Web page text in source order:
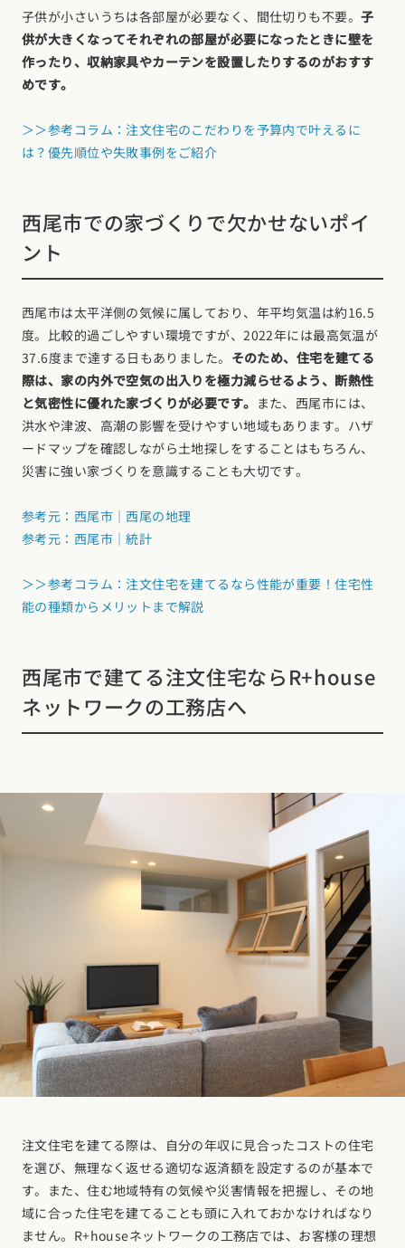
子供が小さいうちは各部屋が必要なく、間仕切りも不要。 子
供が大きくなってそれぞれの部屋が必要になったときに壁を
作ったり、収納家具やカーテンを設置したりするのがおすす
めです。
＞＞参考コラム：注文住宅のこだわりを予算内で叶えるに
は？優先順位や失敗事例をご紹介
西尾市での家づくりで欠かせないポイ
ント
西尾市は太平洋側の気候に属しており、年平均気温は約16.5
度。比較的過ごしやすい環境ですが、2022年には最高気温が
37.6度まで達する日もありました。 そのため、住宅を建てる
際は、家の内外で空気の出入りを極力減らせるよう、断熱性
と気密性に優れた家づくりが必要です。 また、西尾市には、
洪水や津波、高潮の影響を受けやすい地域もあります。ハザ
ードマップを確認しながら土地探しをすることはもちろん、
災害に強い家づくりを意識することも大切です。
参考元：西尾市｜西尾の地理
参考元：西尾市｜統計
＞＞参考コラム：注文住宅を建てるなら性能が重要！住宅性
能の種類からメリットまで解説
西尾市で建てる注文住宅ならR+house
ネットワークの工務店へ
注文住宅を建てる際は、自分の年収に見合ったコストの住宅
を選び、無理なく返せる適切な返済額を設定するのが基本で
す。また、住む地域特有の気候や災害情報を把握し、その地
域に合った住宅を建てることも頭に入れておかなければなり
ません。R+houseネットワークの工務店では、お客様の理想